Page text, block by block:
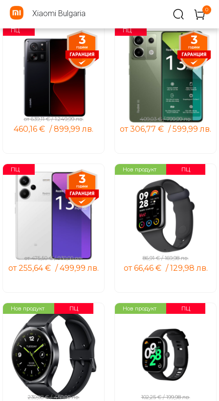
Xiaomi Bulgaria 0
ПЦ
Xiaomi 13T
от639,11€/1.249,99лв.
460,16 € /899,99лв.
ПЦ
Redmi Note 13 Pro 5G
409,03€/799,99лв.
от306,77 € /599,99лв.
ПЦ
от475,50€/930,00лв.
от255,64€ /499,99лв.
Нов продукт ПЦ
Xiaomi Smart Band 8 Pro
86,91€/169,98лв.
от66,46 € /129,98лв.
Нов продукт ПЦ
Xiaomi Watch 2
230,08€/450,00лв.
Нов продукт ПЦ
Redmi Watch 4
102,25€/199,98лв.